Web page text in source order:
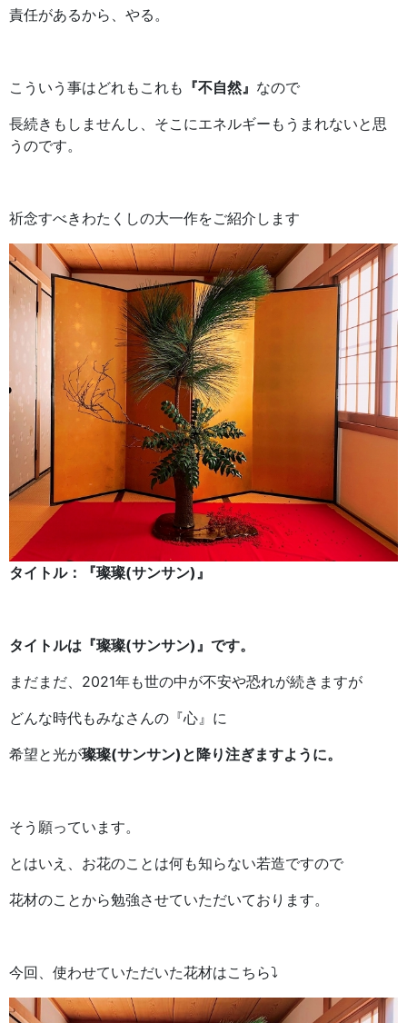
責任があるから、やる。
こういう事はどれもこれも 『不自然』 なので
長続きもしませんし、そこにエネルギーもうまれないと思
うのです。
祈念すべきわたくしの大一作をご紹介します
タイトル：『璨璨(サンサン)』
タイトルは『璨璨(サンサン)』です。
まだまだ、2021年も世の中が不安や恐れが続きますが
どんな時代もみなさんの『心』に
希望と光が璨璨(サンサン)と降り注ぎますように。
そう願っています。
とはいえ、お花のことは何も知らない若造ですので
花材のことから勉強させていただいております。
今回、使わせていただいた花材はこちら⤵